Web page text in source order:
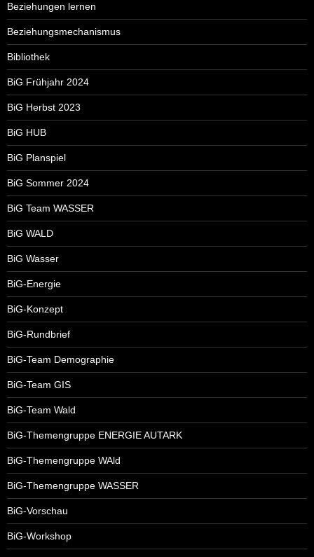
Beziehungen lernen
Beziehungsmechanismus
Bibliothek
BiG Frühjahr 2024
BiG Herbst 2023
BiG HUB
BiG Planspiel
BiG Sommer 2024
BiG Team WASSER
BiG WALD
BiG Wasser
BiG-Energie
BiG-Konzept
BiG-Rundbrief
BiG-Team Demographie
BiG-Team GIS
BiG-Team Wald
BiG-Themengruppe ENERGIE AUTARK
BiG-Themengruppe WAld
BiG-Themengruppe WASSER
BiG-Vorschau
BiG-Workshop